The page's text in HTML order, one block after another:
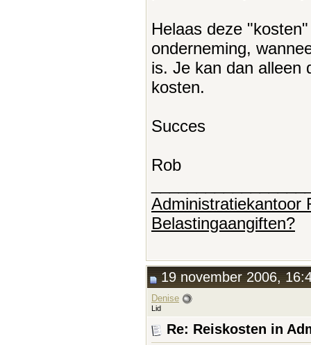
Helaas deze
onderneming,
is. Je kan dan alleen
kosten.
Succes
Rob
Administratiekantoor
Belastingaangiften?
19 november 2006,
Denise
Lid
Re: Reiskosten in